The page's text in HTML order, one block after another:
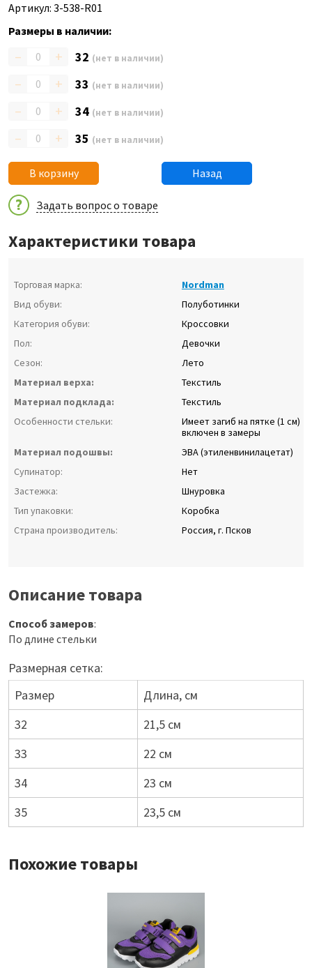
Артикул: 3-538-R01
Размеры в наличии:
– + 32 (нет в наличии)
– + 33 (нет в наличии)
– + 34 (нет в наличии)
– + 35 (нет в наличии)
В корзину Назад
Задать вопрос о товаре
Характеристики товара
Торговая марка:
Nordman
Вид обуви:
Полуботинки
Категория обуви:
Кроссовки
Пол:
Девочки
Сезон:
Лето
Материал верха:
Текстиль
Материал подклада:
Текстиль
Особенности стельки:
Имеет загиб на пятке (1 см)
включен в замеры
Материал подошвы:
ЭВА (этиленвинилацетат)
Супинатор:
Нет
Застежка:
Шнуровка
Тип упаковки:
Коробка
Страна производитель:
Россия, г. Псков
Описание товара
Способ замеров:
По длине стельки
Размерная сетка:
Размер
Длина, см
32
21,5 см
33
22 см
34
23 см
35
23,5 см
Похожие товары